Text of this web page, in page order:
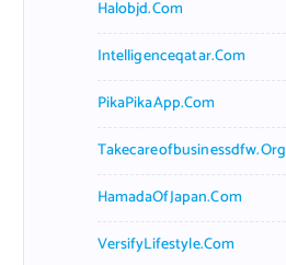
Halobjd.com
Intelligenceqatar.com
PikaPikaApp.com
Takecareofbusinessdfw.org
HamadaOfJapan.com
VersifyLifestyle.com